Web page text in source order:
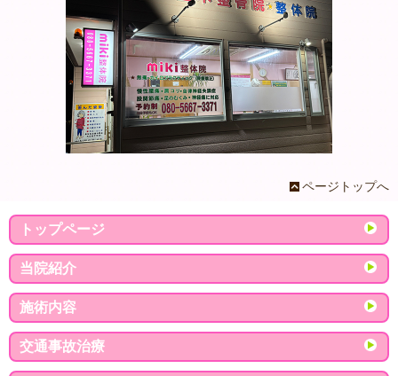
ページトップへ
トップページ
当院紹介
施術内容
交通事故治療